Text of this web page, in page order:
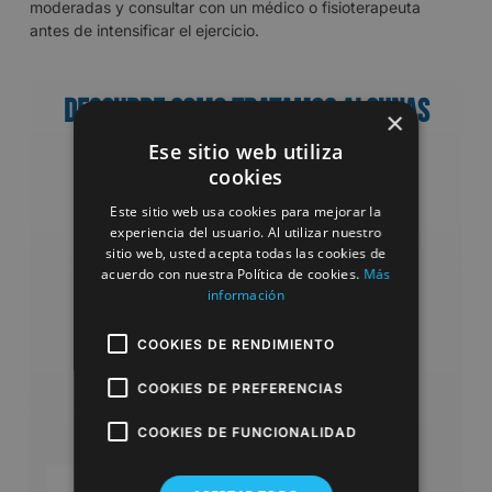
moderadas y consultar con un médico o fisioterapeuta
antes de intensificar el ejercicio.
Descubre como tratamos algunas
de estas patologías
×
Ese sitio web utiliza
cookies
Este sitio web usa cookies para mejorar la
experiencia del usuario. Al utilizar nuestro
sitio web, usted acepta todas las cookies de
acuerdo con nuestra Política de cookies. Más
información
COOKIES DE RENDIMIENTO
COOKIES DE PREFERENCIAS
COOKIES DE FUNCIONALIDAD